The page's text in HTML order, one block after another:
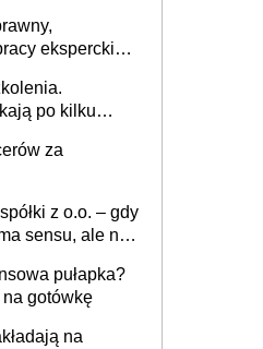
eksperckiej -
po kilku
za
z o.o. – gdy
sensu, ale nie
pułapka?
na gotówkę
na